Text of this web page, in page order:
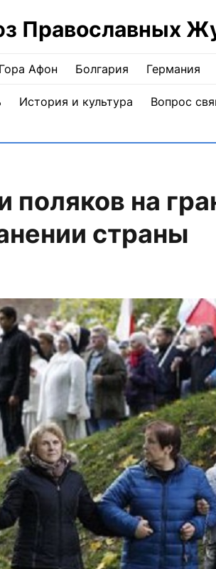
Православных
Афон Болгария Германия
История и культура Вопрос
на
страны